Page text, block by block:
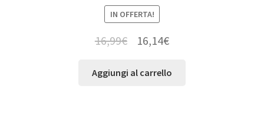
IN OFFERTA!
16,99€ 16,14€
Aggiungi al carrello